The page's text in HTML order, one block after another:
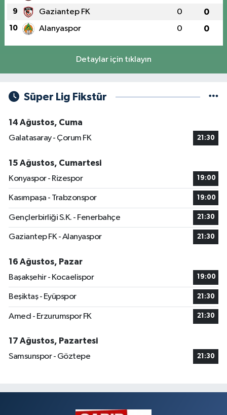
9 Gaziantep FK 0 0
10 Alanyaspor 0 0
Detaylar için tıklayın
Süper Lig Fikstür
14 Ağustos, Cuma
Galatasaray - Çorum FK
21:30
15 Ağustos, Cumartesi
Konyaspor - Rizespor
19:00
Kasımpaşa - Trabzonspor 19:00
Gençlerbirliği S.K. - Fenerbahçe 21:30
Gaziantep FK - Alanyaspor 21:30
16 Ağustos, Pazar
Başakşehir - Kocaelispor
19:00
Beşiktaş - Eyüpspor 21:30
Amed - Erzurumspor FK 21:30
17 Ağustos, Pazartesi
Samsunspor - Göztepe
21:30